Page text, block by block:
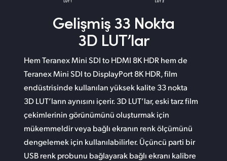
Gelişmiş33 Nokta
3D LUT’lar
Hem Teranex Mini SDI to HDMI 8K HDR hem de
Teranex Mini SDI to DisplayPort 8K HDR, film
endüstrisinde kullanılan yüksek kalite 33 nokta
3D LUT’ların aynısını içerir. 3D LUT’lar, eski tarz film
çekimlerinin görünümünü oluşturmak için
mükemmeldir veya bağlı ekranın renk ölçümünü
dengelemek için kullanılabilirler. Üçüncü parti bir
USB renk probunu bağlayarak bağlı ekranı kalibre